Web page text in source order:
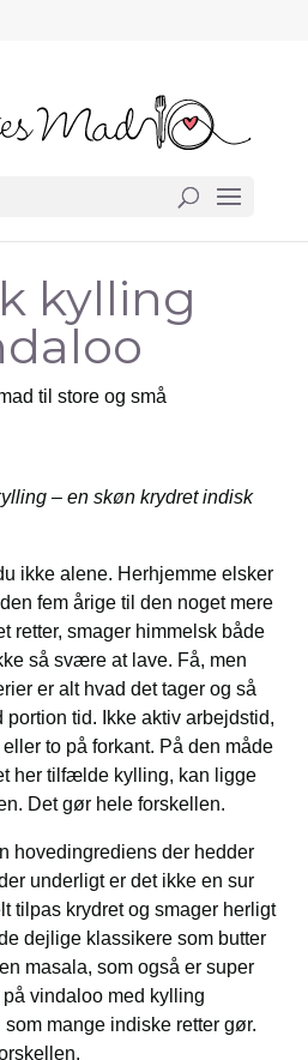
kylling
til store og små
– en skøn krydret indisk
ikke alene. Herhjemme elsker
fem årige til den noget mere
retter, smager himmelsk både
så svære at lave. Få, men
er alt hvad det tager og så
tid. Ikke aktiv arbejdstid,
to på forkant. På den måde
her tilfælde kylling, kan ligge
Det gør hele forskellen.
hovedingrediens der hedder
underligt er det ikke en sur
tilpas krydret og smager herligt
dejlige klassikere som butter
masala, som også er super
vindaloo med kylling
mange indiske retter gør.